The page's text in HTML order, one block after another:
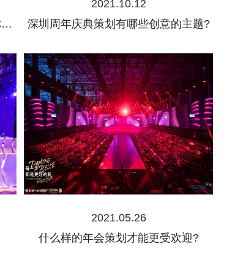
活动策划主题的6个创意点，别说你还不知道!
2021.10.12
深圳周年庆典策划有哪些创意的主题?
2021.05.26
什么样的年会策划才能更受欢迎?